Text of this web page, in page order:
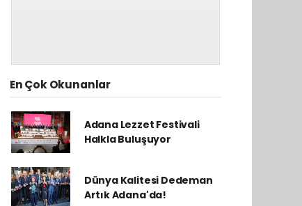
En Çok Okunanlar
Adana Lezzet Festivali
Halkla Buluşuyor
Dünya Kalitesi Dedeman
Artık Adana'da!